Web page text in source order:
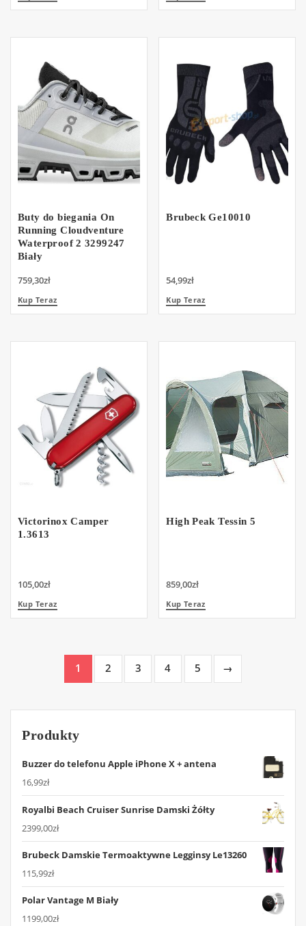
Buty do biegania On
Running Cloudventure
Waterproof 2 3299247
Biały
759,30zł
Kup Teraz
Brubeck Ge10010
54,99zł
Kup Teraz
Victorinox Camper
1.3613
105,00zł
Kup Teraz
High Peak Tessin 5
859,00zł
Kup Teraz
1 2 3 4 5 →
Produkty
Buzzer do telefonu Apple iPhone X + antena
16,99zł
Royalbi Beach Cruiser Sunrise Damski Żółty
2399,00zł
Brubeck Damskie Termoaktywne Legginsy Le13260
115,99zł
Polar Vantage M Biały
1199,00zł